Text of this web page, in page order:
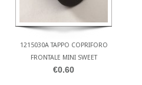
1215030A TAPPO COPRIFORO
FRONTALE MINI SWEET
€0.60